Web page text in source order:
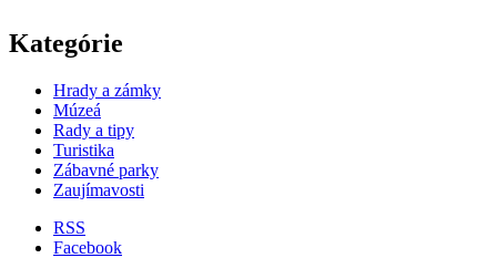
Kategórie
Hrady a zámky
Múzeá
Rady a tipy
Turistika
Zábavné parky
Zaujímavosti
RSS
Facebook